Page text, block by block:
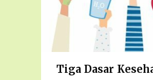
Tiga Dasar